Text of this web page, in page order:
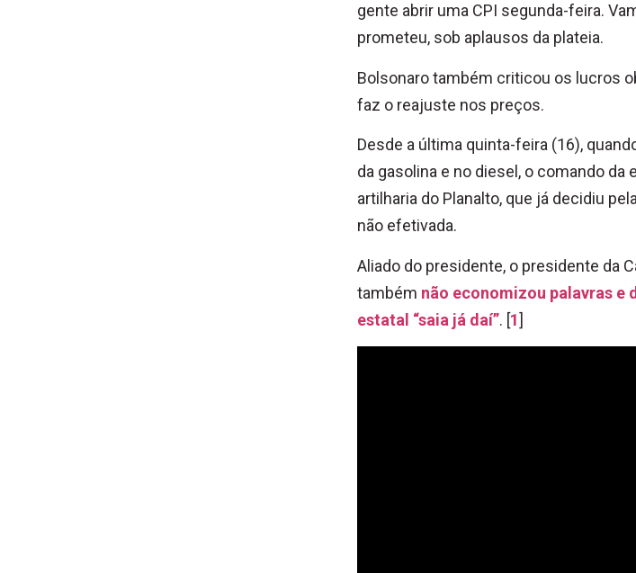
gente abrir uma CPI segunda-feira.
prometeu, sob aplausos da plateia.
Bolsonaro também criticou os lucros
faz o reajuste nos preços.
Desde a última quinta-feira (16),
da gasolina e no diesel, o comando da
artilharia do Planalto, que já decidiu
não efetivada.
Aliado do presidente, o presidente da
também não economizou palavras e
estatal “saia já daí”. [1]